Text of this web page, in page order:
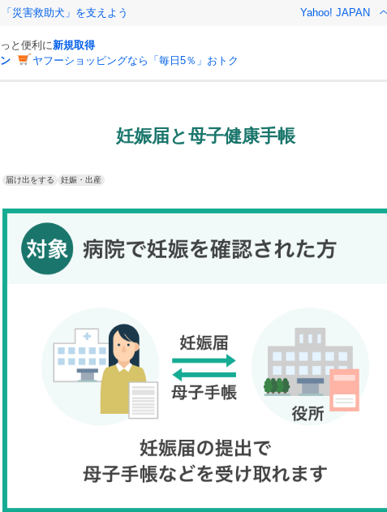
災害救助犬」を支えよう Yahoo! JAPAN
っと便利に新規取得
ヤフーショッピングなら「毎日5％」おトク
妊娠届と母子健康手帳
届け出をする 妊娠・出産